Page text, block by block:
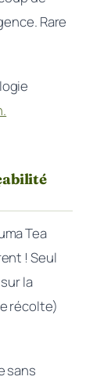
Rare
Tea
! Seul
la
récolte)
sans